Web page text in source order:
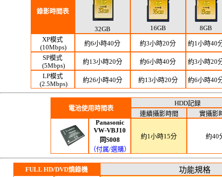
錄影時間表
32GB 16GB
8GB
XP模式
(10Mbps)
約6小時40分 約3小時20分
約1小時40
SP模式
(5Mbps)
約13小時20分 約6小時40分
約3小時20
LP模式
(2.5Mbps)
約26小時40分 約13小時20分 約6小時40
電池使用時間表
HDD記録
連續攝影時間
實攝影
Panasonic
VW-VBJ10
同S008
（付属/選購）
約1小時15分 約40
FULL HD/DVD燒錄機 功能規格